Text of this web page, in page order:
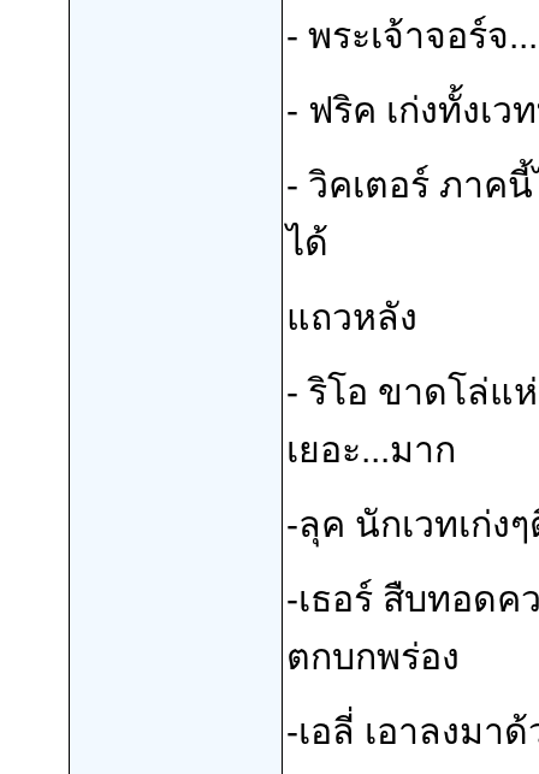
- พระเจ้าจอร์จ
- ฟริค เก่งทั้งเ
- วิคเตอร์ ภาค
ได้
แถวหลัง
- ริโอ ขาดโล่แ
เยอะ...มาก
-ลุค นักเวทเก่
-เธอร์ สืบทอด
ตกบกพร่อง
-เอลี่ เอาลงมา